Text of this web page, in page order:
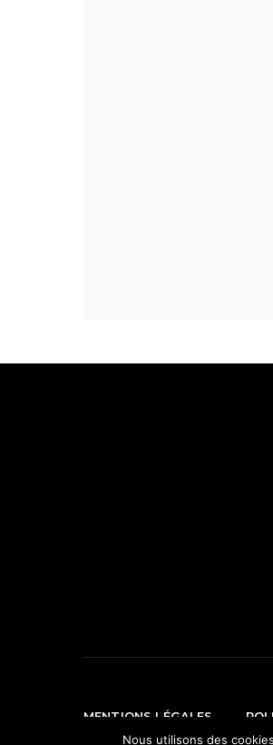
MENTIONS LÉGALES
Nous utilisons des